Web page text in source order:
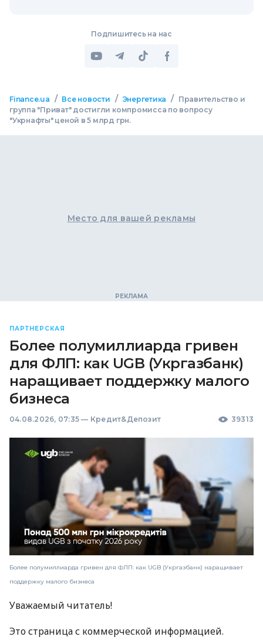
Подпишитесь на нас
Finance.ua / Все новости / Энергетика /
Правительство и
группа "Приват" достигли компромисса по вопросу
"Укрнафты" ценой в 5 млрд грн.
Место для вашей рекламы
ПАРТНЕРСКАЯ
Более полумиллиарда гривен
для ФЛП: как UGB (Укргазбанк)
наращивает поддержку малого
бизнеса
04.08.2026, 07:35 — Кредит&Депозит 39313
Более полумиллиарда гривен для ФЛП: как UGB (Укргазбанк) наращивает
поддержку малого бизнеса
Уважаемый читатель!
Это страница с коммерческой информацией.